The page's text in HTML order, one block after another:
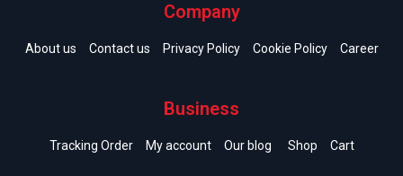
Company
About us Contact us Privacy Policy Cookie Policy Career
Business
Tracking Order My account Our blog Shop Cart